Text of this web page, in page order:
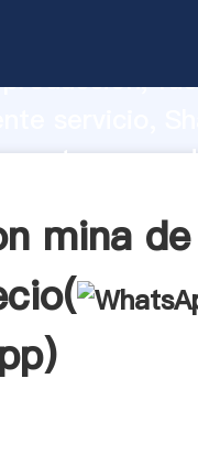
venta
mina
)